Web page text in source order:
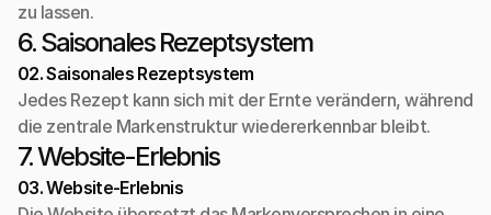
zu lassen.
6. Saisonales Rezeptsystem
02. Saisonales Rezeptsystem
Jedes Rezept kann sich mit der Ernte verändern, während
die zentrale Markenstruktur wiedererkennbar bleibt.
7. Website-Erlebnis
03. Website-Erlebnis